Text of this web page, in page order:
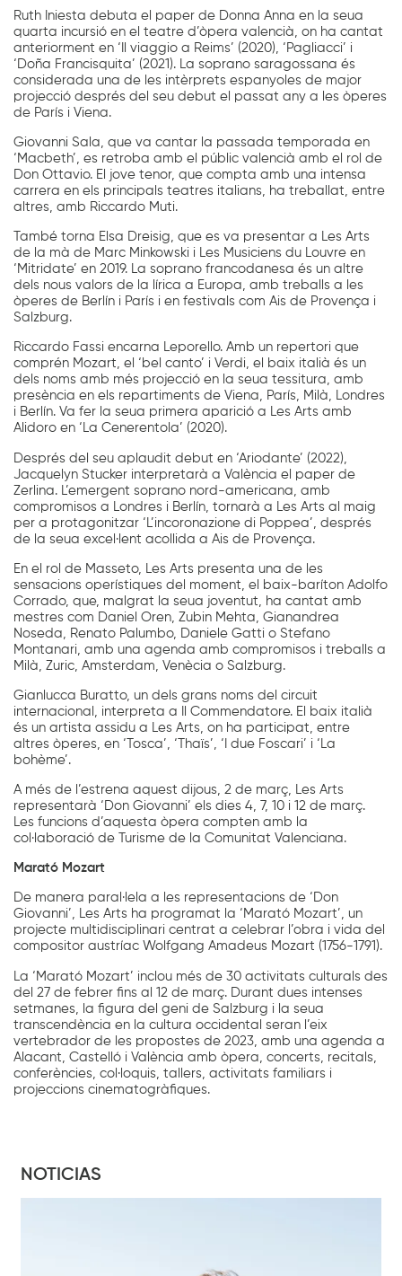
Ruth Iniesta debuta el paper de Donna Anna en la seua
quarta incursió en el teatre d’òpera valencià, on ha cantat
anteriorment en ‘Il viaggio a Reims’ (2020), ‘Pagliacci’ i
‘Doña Francisquita’ (2021). La soprano saragossana és
considerada una de les intèrprets espanyoles de major
projecció després del seu debut el passat any a les òperes
de París i Viena.
Giovanni Sala, que va cantar la passada temporada en
‘Macbeth’, es retroba amb el públic valencià amb el rol de
Don Ottavio. El jove tenor, que compta amb una intensa
carrera en els principals teatres italians, ha treballat, entre
altres, amb Riccardo Muti.
També torna Elsa Dreisig, que es va presentar a Les Arts
de la mà de Marc Minkowski i Les Musiciens du Louvre en
‘Mitridate’ en 2019. La soprano francodanesa és un altre
dels nous valors de la lírica a Europa, amb treballs a les
òperes de Berlín i París i en festivals com Ais de Provença i
Salzburg.
Riccardo Fassi encarna Leporello. Amb un repertori que
comprén Mozart, el ‘bel canto’ i Verdi, el baix italià és un
dels noms amb més projecció en la seua tessitura, amb
presència en els repartiments de Viena, París, Milà, Londres
i Berlín. Va fer la seua primera aparició a Les Arts amb
Alidoro en ‘La Cenerentola’ (2020).
Després del seu aplaudit debut en ‘Ariodante’ (2022),
Jacquelyn Stucker interpretarà a València el paper de
Zerlina. L’emergent soprano nord-americana, amb
compromisos a Londres i Berlín, tornarà a Les Arts al maig
per a protagonitzar ‘L’incoronazione di Poppea’, després
de la seua excel·lent acollida a Ais de Provença.
En el rol de Masseto, Les Arts presenta una de les
sensacions operístiques del moment, el baix-baríton Adolfo
Corrado, que, malgrat la seua joventut, ha cantat amb
mestres com Daniel Oren, Zubin Mehta, Gianandrea
Noseda, Renato Palumbo, Daniele Gatti o Stefano
Montanari, amb una agenda amb compromisos i treballs a
Milà, Zuric, Amsterdam, Venècia o Salzburg.
Gianlucca Buratto, un dels grans noms del circuit
internacional, interpreta a Il Commendatore. El baix italià
és un artista assidu a Les Arts, on ha participat, entre
altres òperes, en ‘Tosca’, ‘Thaïs’, ‘I due Foscari’ i ‘La
bohème’.
A més de l’estrena aquest dijous, 2 de març, Les Arts
representarà ‘Don Giovanni’ els dies 4, 7, 10 i 12 de març.
Les funcions d’aquesta òpera compten amb la
col·laboració de Turisme de la Comunitat Valenciana.
Marató Mozart
De manera paral·lela a les representacions de ‘Don
Giovanni’, Les Arts ha programat la ‘Marató Mozart’, un
projecte multidisciplinari centrat a celebrar l’obra i vida del
compositor austríac Wolfgang Amadeus Mozart (1756-1791).
La ‘Marató Mozart’ inclou més de 30 activitats culturals des
del 27 de febrer fins al 12 de març. Durant dues intenses
setmanes, la figura del geni de Salzburg i la seua
transcendència en la cultura occidental seran l’eix
vertebrador de les propostes de 2023, amb una agenda a
Alacant, Castelló i València amb òpera, concerts, recitals,
conferències, col·loquis, tallers, activitats familiars i
projeccions cinematogràfiques.
NOTICIAS